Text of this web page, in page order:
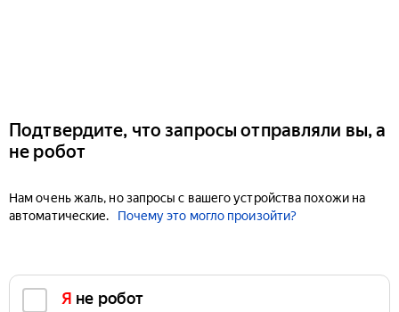
Подтвердите, что запросы отправляли вы, а
не робот
Нам очень жаль, но запросы с вашего устройства похожи на
автоматические.
Почему это могло произойти?
Я не робот